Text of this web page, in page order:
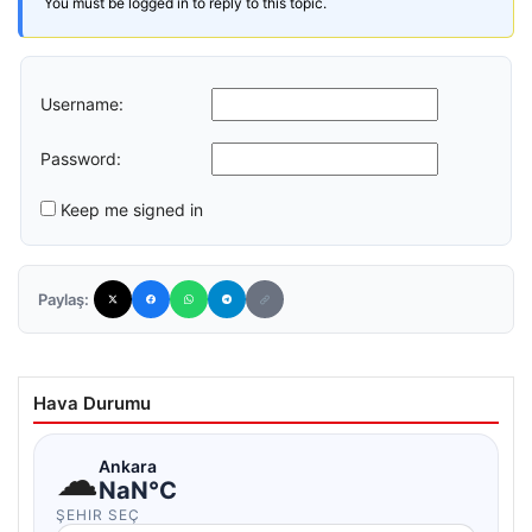
Username:
Password:
Keep me signed in
Paylaş:
Hava Durumu
☁Ankara
NaN°C
ŞEHIR SEÇ